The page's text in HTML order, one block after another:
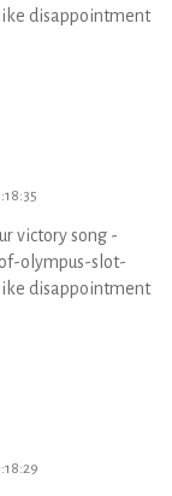
disappointment
victory song -
olympus-slot-
disappointment